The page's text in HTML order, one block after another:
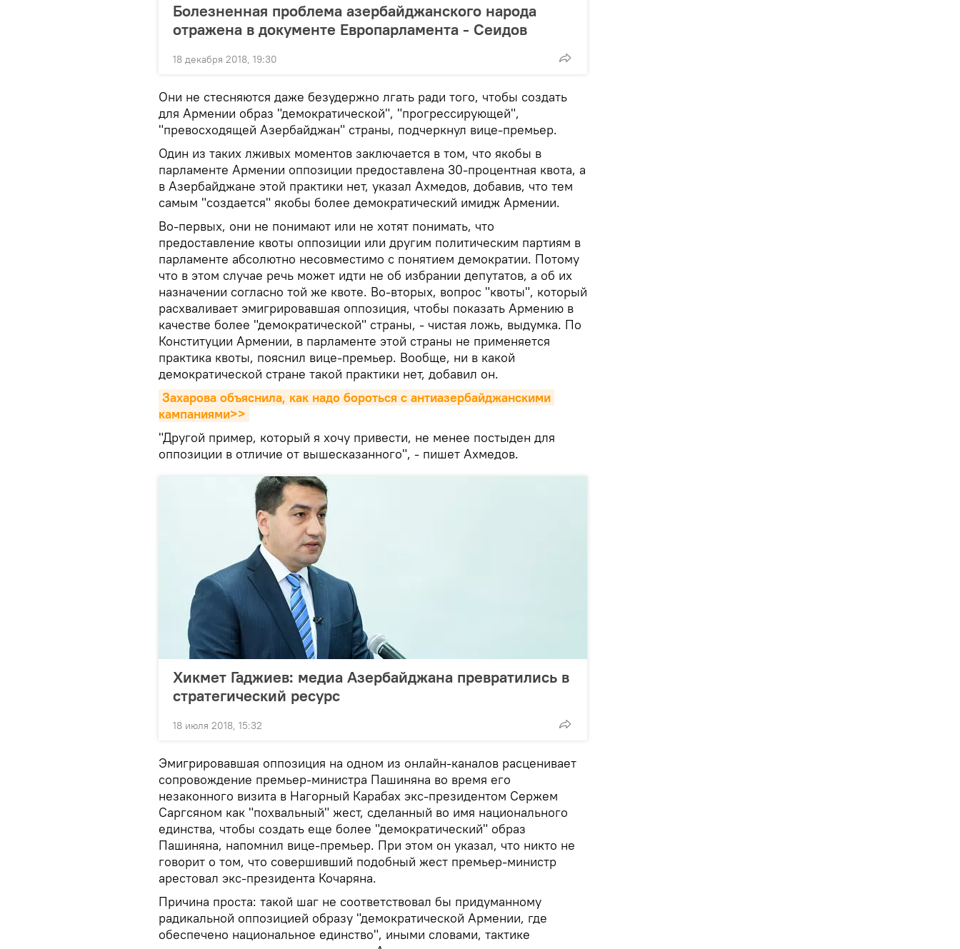
Болезненная проблема азербайджанского народа
отражена в документе Европарламента - Сеидов
18 декабря 2018, 19:30
Они не стесняются даже безудержно лгать ради того, чтобы создать
для Армении образ "демократической", "прогрессирующей",
"превосходящей Азербайджан" страны, подчеркнул вице-премьер.
Один из таких лживых моментов заключается в том, что якобы в
парламенте Армении оппозиции предоставлена 30-процентная квота, а
в Азербайджане этой практики нет, указал Ахмедов, добавив, что тем
самым "создается" якобы более демократический имидж Армении.
Во-первых, они не понимают или не хотят понимать, что
предоставление квоты оппозиции или другим политическим партиям в
парламенте абсолютно несовместимо с понятием демократии. Потому
что в этом случае речь может идти не об избрании депутатов, а об их
назначении согласно той же квоте. Во-вторых, вопрос "квоты", который
расхваливает эмигрировавшая оппозиция, чтобы показать Армению в
качестве более "демократической" страны, - чистая ложь, выдумка. По
Конституции Армении, в парламенте этой страны не применяется
практика квоты, пояснил вице-премьер. Вообще, ни в какой
демократической стране такой практики нет, добавил он.
Захарова объяснила, как надо бороться с антиазербайджанскими
кампаниями>>
"Другой пример, который я хочу привести, не менее постыден для
оппозиции в отличие от вышесказанного", - пишет Ахмедов.
Хикмет Гаджиев: медиа Азербайджана превратились в
стратегический ресурс
18 июля 2018, 15:32
Эмигрировавшая оппозиция на одном из онлайн-каналов расценивает
сопровождение премьер-министра Пашиняна во время его
незаконного визита в Нагорный Карабах экс-президентом Сержем
Саргсяном как "похвальный" жест, сделанный во имя национального
единства, чтобы создать еще более "демократический" образ
Пашиняна, напомнил вице-премьер. При этом он указал, что никто не
говорит о том, что совершивший подобный жест премьер-министр
арестовал экс-президента Кочаряна.
Причина проста: такой шаг не соответствовал бы придуманному
радикальной оппозицией образу "демократической Армении, где
обеспечено национальное единство", иными словами, тактике